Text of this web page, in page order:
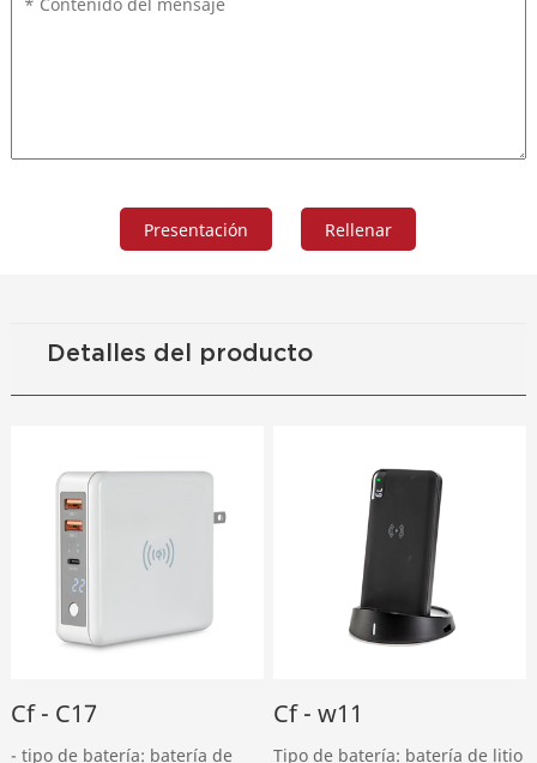
Detalles del producto
Cf - C17
- tipo de batería: batería de
Cf - w11
Tipo de batería: batería de litio